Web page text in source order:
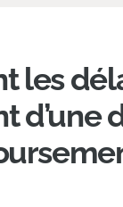
les
d’une